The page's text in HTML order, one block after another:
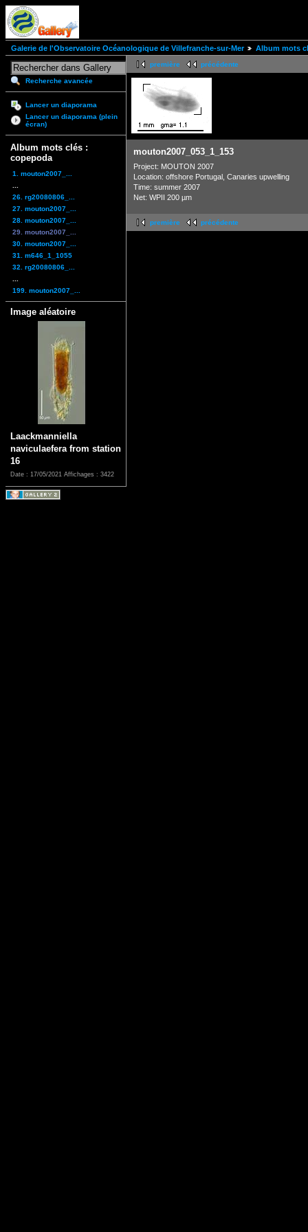
Galerie de l'Observatoire Océanologique de Villefranche-sur-Mer Album mots
Recherche avancée
Lancer un diaporama
Lancer un diaporama (plein
écran)
Album mots clés :
copepoda
1. mouton2007_...
26. rg20080806_...
27. mouton2007_...
28. mouton2007_...
29. mouton2007_...
30. mouton2007_...
31. m646_1_1055
32. rg20080806_...
199. mouton2007_...
Image aléatoire
Laackmanniella
naviculaefera from station
16
Date : 17/05/2021 Affichages : 3422
première précédente
mouton2007_053_1_153
Project: MOUTON 2007
Location: offshore Portugal, Canaries upwelling
Time: summer 2007
Net: WPII 200 µm
première précédente